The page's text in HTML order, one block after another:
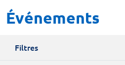
Événements
Filtres